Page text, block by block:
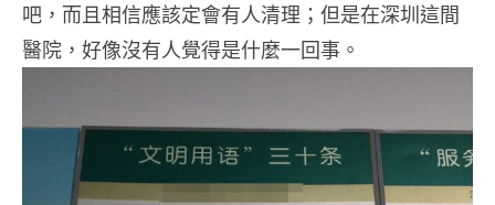
吧，而且相信應該定會有人清理；但是在深圳這間
醫院，好像沒有人覺得是什麼一回事。